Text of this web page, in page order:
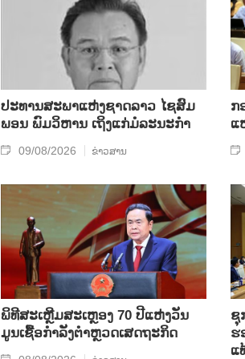
ປະທານສະພາແຫ່ງຊາດລາວ ໄຊສົມ
ພອນ ພົມວິຫານ ເຖິງແກ່ມໍລະນະກຳ
09/08/2026 ຂ່າວສານ
ກ
ແ
ພິທີສະເຫຼີມສະເຫຼອງ 70 ປີແຫ່ງວັນ
ມູນເຊື້ອກຳລັງຕຳຫຼວດເສດຖະກິດ
ຊຸ
ຮ
ແ